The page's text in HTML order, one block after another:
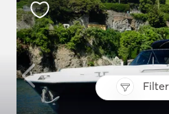
Filter